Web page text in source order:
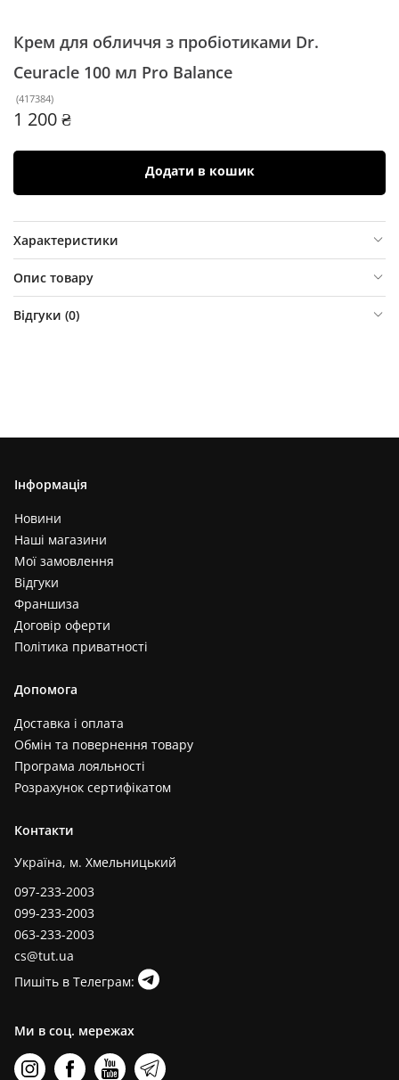
Крем для обличчя з пробіотиками Dr.
Ceuracle 100 мл Pro Balance
(417384)
1 200 ₴
Додати в кошик
Характеристики
Опис товару
Відгуки (0)
Інформація
Новини
Наші магазини
Мої замовлення
Відгуки
Франшиза
Договір оферти
Політика приватності
Допомога
Доставка і оплата
Обмін та повернення товару
Програма лояльності
Розрахунок сертифікатом
Контакти
Україна, м. Хмельницький
097-233-2003
099-233-2003
063-233-2003
cs@tut.ua
Пишіть в Телеграм:
Ми в соц. мережах